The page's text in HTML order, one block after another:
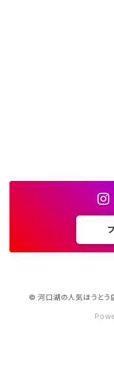
© 河口湖の人気ほうとう